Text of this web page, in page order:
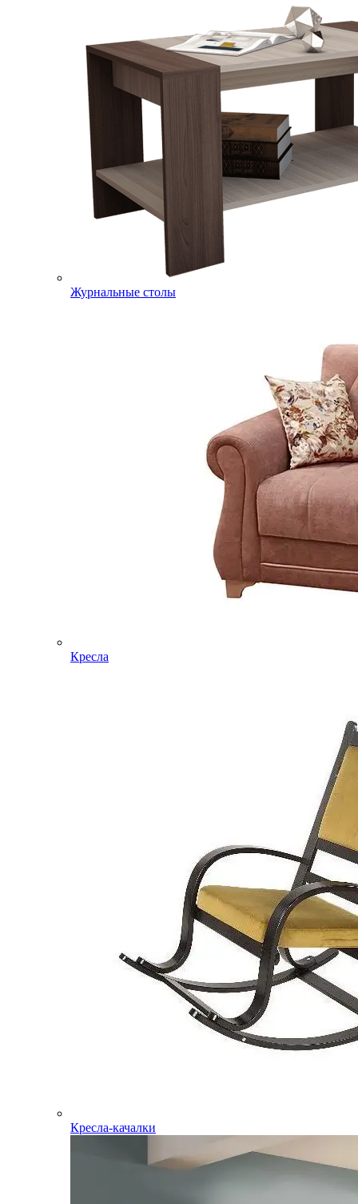
Журнальные столы
Кресла
Кресла-качалки